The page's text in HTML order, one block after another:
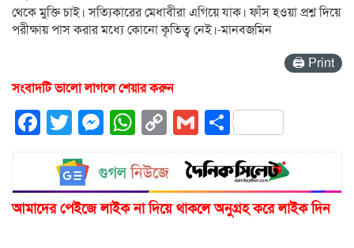
থেকে মুক্তি চাই। সত্যিকারের মেধাবীরা এগিয়ে যাক। ফাঁস হওয়া প্রশ্ন দিয়ে
পরীক্ষায় পাস করার মধ্যে কোনো কৃতিত্ব নেই।-মানবজমিন
🖨 Print
সংবাদটি ভালো লাগলে শেয়ার করুন
Facebook
Twitter
Messenger
WhatsApp
CopyGmailShare
আমাদের পেইজে লাইক না দিয়ে থাকলে অনুগ্রহ করে লাইক দিন